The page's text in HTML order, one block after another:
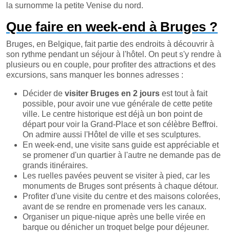
la surnomme la petite Venise du nord.
Que faire en week-end à Bruges ?
Bruges, en Belgique, fait partie des endroits à découvrir à
son rythme pendant un séjour à l'hôtel. On peut s'y rendre à
plusieurs ou en couple, pour profiter des attractions et des
excursions, sans manquer les bonnes adresses :
Décider de visiter Bruges en 2 jours est tout à fait
possible, pour avoir une vue générale de cette petite
ville. Le centre historique est déjà un bon point de
départ pour voir la Grand-Place et son célèbre Beffroi.
On admire aussi l'Hôtel de ville et ses sculptures.
En week-end, une visite sans guide est appréciable et
se promener d'un quartier à l'autre ne demande pas de
grands itinéraires.
Les ruelles pavées peuvent se visiter à pied, car les
monuments de Bruges sont présents à chaque détour.
Profiter d'une visite du centre et des maisons colorées,
avant de se rendre en promenade vers les canaux.
Organiser un pique-nique après une belle virée en
barque ou dénicher un troquet belge pour déjeuner.